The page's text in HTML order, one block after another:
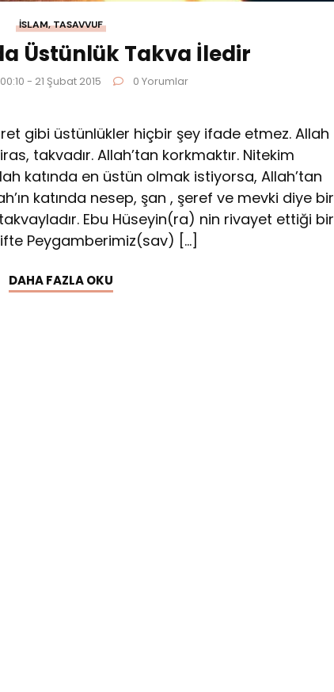
İSLAM,TASAVVUF
Üstünlük Takva İledir
00:10 - 21 Şubat 2015 0 Yorumlar
gibi üstünlükler hiçbir şey ifade etmez. Allah
takvadır. Allah’tan korkmaktır. Nitekim
katında en üstün olmak istiyorsa, Allah’tan
katında nesep, şan , şeref ve mevki diye bir
Ebu Hüseyin(ra) nin rivayet ettiği bir
Peygamberimiz(sav) […]
DAHA FAZLA OKU